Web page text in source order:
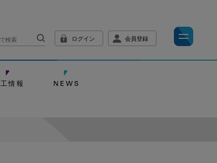
ログイン 会員登録
情報 NEWS